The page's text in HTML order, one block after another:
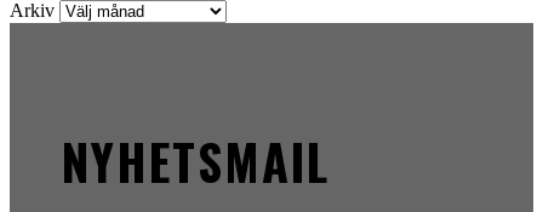
Arkiv
NYHETSMAIL